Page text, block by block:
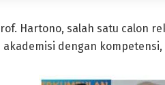
Hartono, salah satu calon
dengan